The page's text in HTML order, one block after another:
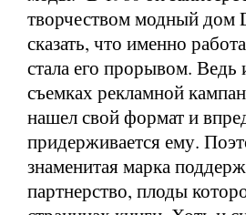
творчеством модный
сказать, что именно
стала его прорывом.
съемках рекламной
нашел свой формат и
придерживается ему.
знаменитая марка
партнерство, плоды